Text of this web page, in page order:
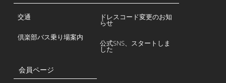
交通
倶楽部バス乗り場案内
ドレスコード変更のお知
らせ
公式SNS、スタートしま
した
会員ページ